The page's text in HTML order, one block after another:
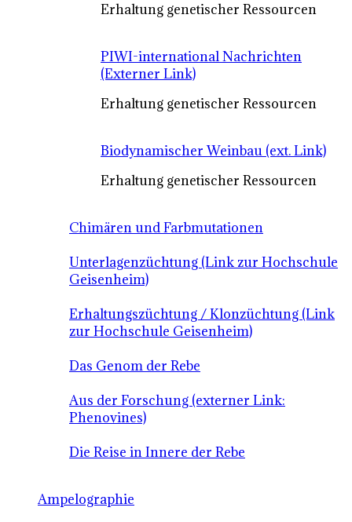
Erhaltung genetischer Ressourcen
PIWI-international Nachrichten
(Externer Link)
Erhaltung genetischer Ressourcen
Biodynamischer Weinbau (ext. Link)
Erhaltung genetischer Ressourcen
Chimären und Farbmutationen
Unterlagenzüchtung (Link zur Hochschule
Geisenheim)
Erhaltungszüchtung / Klonzüchtung (Link
zur Hochschule Geisenheim)
Das Genom der Rebe
Aus der Forschung (externer Link:
Phenovines)
Die Reise in Innere der Rebe
Ampelographie